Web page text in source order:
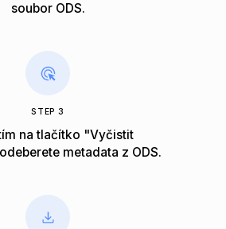
soubor ODS.
STEP 3
na tlačítko "Vyčistit
metadata z ODS.